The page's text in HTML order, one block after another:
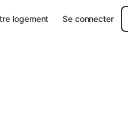
logement Se connecter